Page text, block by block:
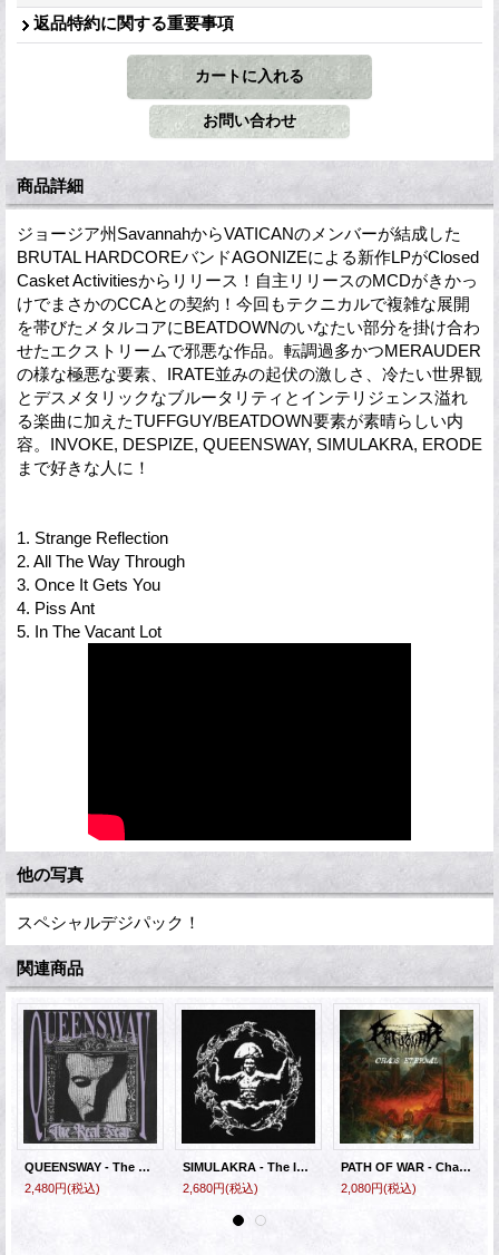
返品特約に関する重要事項
商品詳細
ジョージア州SavannahからVATICANのメンバーが結成した
BRUTAL HARDCOREバンドAGONIZEによる新作LPがClosed
Casket Activitiesからリリース！自主リリースのMCDがきかっ
けでまさかのCCAとの契約！今回もテクニカルで複雑な展開
を帯びたメタルコアにBEATDOWNのいなたい部分を掛け合わ
せたエクストリームで邪悪な作品。転調過多かつMERAUDER
の様な極悪な要素、IRATE並みの起伏の激しさ、冷たい世界観
とデスメタリックなブルータリティとインテリジェンス溢れ
る楽曲に加えたTUFFGUY/BEATDOWN要素が素晴らしい内
容。INVOKE, DESPIZE, QUEENSWAY, SIMULAKRA, ERODE
まで好きな人に！
1. Strange Reflection
2. All The Way Through
3. Once It Gets You
4. Piss Ant
5. In The Vacant Lot
他の写真
スペシャルデジパック！
関連商品
QUEENSWAY - The Real Fear [CD]
2,480円(税込)
SIMULAKRA - The Infection Spreads (Ltd. Slipcase) [CD]
2,680円(税込)
PATH OF WAR - Chaos Eternal [CD]
2,080円(税込)